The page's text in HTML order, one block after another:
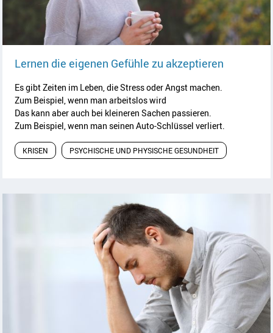
Lernen die eigenen Gefühle zu akzeptieren
Es gibt Zeiten im Leben, die Stress oder Angst machen.
Zum Beispiel, wenn man arbeitslos wird
Das kann aber auch bei kleineren Sachen passieren.
Zum Beispiel, wenn man seinen Auto-Schlüssel verliert.
KRISEN PSYCHISCHE UND PHYSISCHE GESUNDHEIT